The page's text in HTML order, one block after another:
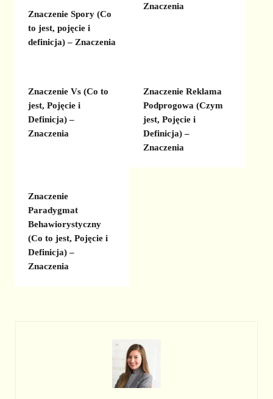
Znaczenie Spory (Co
to jest, pojęcie i
definicja) – Znaczenia
Znaczenia
Znaczenie Vs (Co to
jest, Pojęcie i
Definicja) –
Znaczenia
Znaczenie Reklama
Podprogowa (Czym
jest, Pojęcie i
Definicja) –
Znaczenia
Znaczenie
Paradygmat
Behawiorystyczny
(Co to jest, Pojęcie i
Definicja) –
Znaczenia